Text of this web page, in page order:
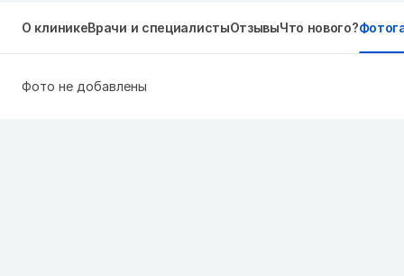
О клиникеВрачи и специалистыОтзывыЧто нового?
Фото не добавлены